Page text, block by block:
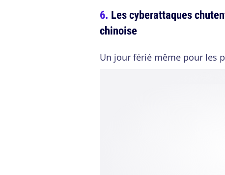
Les cyberattaques
chinoise
Un jour férié même pour les